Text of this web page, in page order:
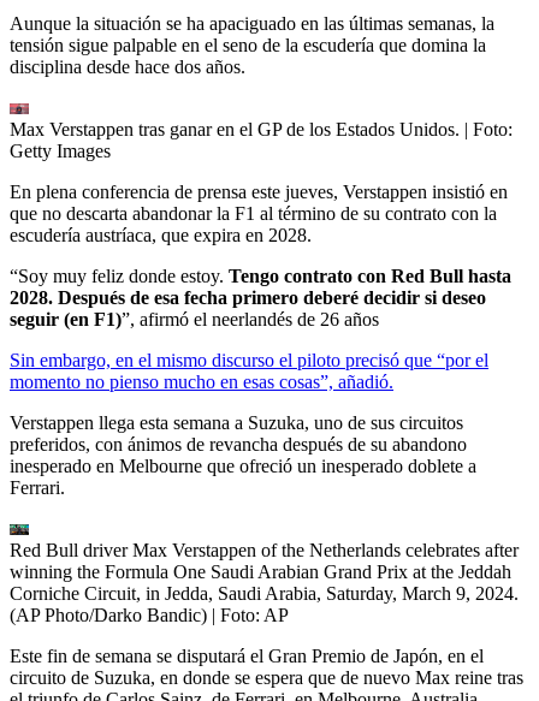
Aunque la situación se ha apaciguado en las últimas semanas, la
tensión sigue palpable en el seno de la escudería que domina la
disciplina desde hace dos años.
Max Verstappen tras ganar en el GP de los Estados Unidos. | Foto:
Getty Images
En plena conferencia de prensa este jueves, Verstappen insistió en
que no descarta abandonar la F1 al término de su contrato con la
escudería austríaca, que expira en 2028.
“Soy muy feliz donde estoy. Tengo contrato con Red Bull hasta
2028. Después de esa fecha primero deberé decidir si deseo
seguir (en F1)”, afirmó el neerlandés de 26 años
Sin embargo, en el mismo discurso el piloto precisó que “por el
momento no pienso mucho en esas cosas”, añadió.
Verstappen llega esta semana a Suzuka, uno de sus circuitos
preferidos, con ánimos de revancha después de su abandono
inesperado en Melbourne que ofreció un inesperado doblete a
Ferrari.
Red Bull driver Max Verstappen of the Netherlands celebrates after
winning the Formula One Saudi Arabian Grand Prix at the Jeddah
Corniche Circuit, in Jedda, Saudi Arabia, Saturday, March 9, 2024.
(AP Photo/Darko Bandic) | Foto: AP
Este fin de semana se disputará el Gran Premio de Japón, en el
circuito de Suzuka, en donde se espera que de nuevo Max reine tras